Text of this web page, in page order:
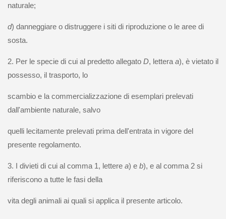
naturale;
d) danneggiare o distruggere i siti di riproduzione o le aree di
sosta.
2. Per le specie di cui al predetto allegato D, lettera a), è vietato il
possesso, il trasporto, lo
scambio e la commercializzazione di esemplari prelevati
dall'ambiente naturale, salvo
quelli lecitamente prelevati prima dell'entrata in vigore del
presente regolamento.
3. I divieti di cui al comma 1, lettere a) e b), e al comma 2 si
riferiscono a tutte le fasi della
vita degli animali ai quali si applica il presente articolo.